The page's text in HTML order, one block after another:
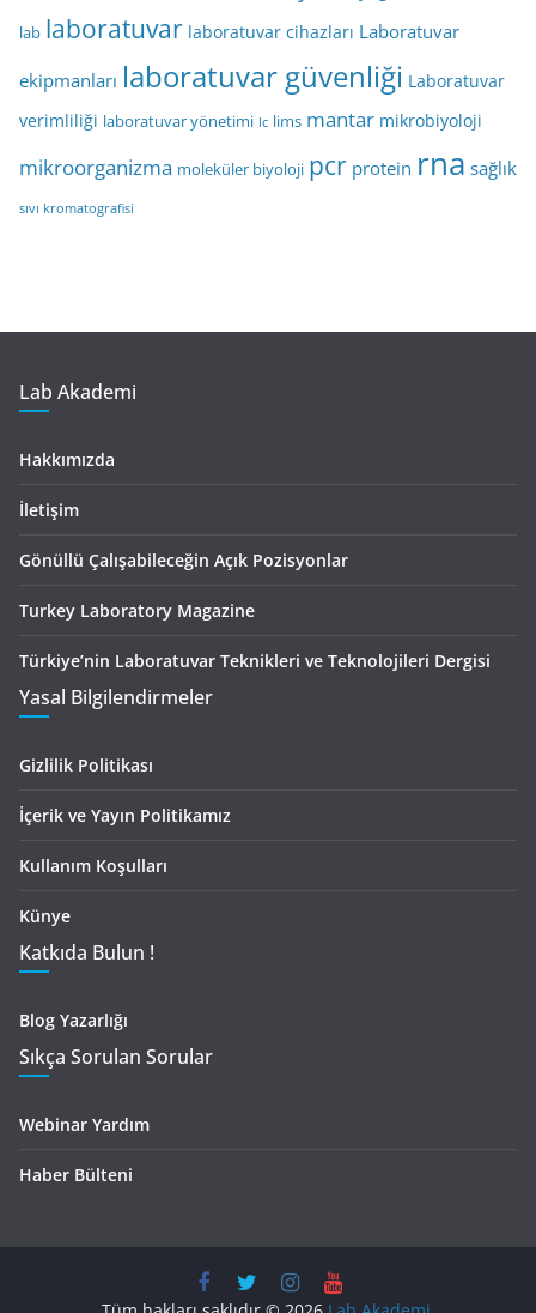
lab laboratuvar laboratuvar cihazları Laboratuvar
ekipmanları laboratuvar güvenliği Laboratuvar
verimliliği laboratuvar yönetimi lc lims mantar mikrobiyoloji
mikroorganizma moleküler biyoloji pcr protein rna sağlık
sıvı kromatografisi
Lab Akademi
Hakkımızda
İletişim
Gönüllü Çalışabileceğin Açık Pozisyonlar
Turkey Laboratory Magazine
Türkiye’nin Laboratuvar Teknikleri ve Teknolojileri Dergisi
Yasal Bilgilendirmeler
Gizlilik Politikası
İçerik ve Yayın Politikamız
Kullanım Koşulları
Künye
Katkıda Bulun !
Blog Yazarlığı
Sıkça Sorulan Sorular
Webinar Yardım
Haber Bülteni